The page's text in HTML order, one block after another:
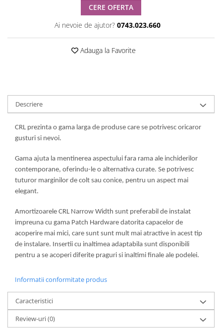
CERE OFERTA
Ai nevoie de ajutor? 0743.023.660
Adauga la Favorite
Descriere
CRL prezinta o gama larga de produse care se potrivesc oricaror
gusturi si nevoi.
Gama ajuta la mentinerea aspectului fara rama ale inchiderilor
contemporane, oferindu-le o alternativa curate. Se potrivesc
tuturor marginilor de colt sau conice, pentru un aspect mai
elegant.
Amortizoarele CRL Narrow Width sunt preferabil de instalat
impreuna cu gama Patch Hardware datorita capacelor de
acoperire mai mici, care sunt sunt mult mai atractive in acest tip
de instalare. Insertii cu inaltimea adaptabila sunt disponibili
pentru a se acoperi diferite praguri si inaltimi finale ale podelei.
Informatii conformitate produs
Caracteristici
Review-uri(0)